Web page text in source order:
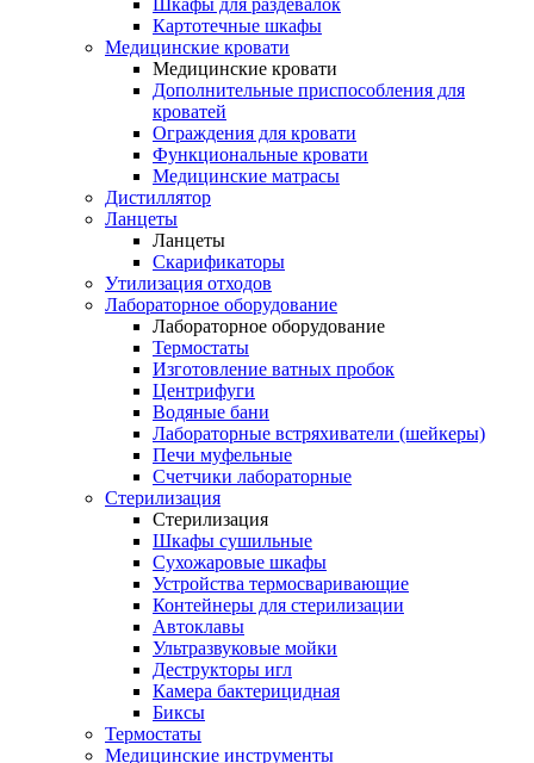
Шкафы для раздевалок
Картотечные шкафы
Медицинские кровати
Медицинские кровати
Дополнительные приспособления для
кроватей
Ограждения для кровати
Функциональные кровати
Медицинские матрасы
Дистиллятор
Ланцеты
Ланцеты
Скарификаторы
Утилизация отходов
Лабораторное оборудование
Лабораторное оборудование
Термостаты
Изготовление ватных пробок
Центрифуги
Водяные бани
Лабораторные встряхиватели (шейкеры)
Печи муфельные
Счетчики лабораторные
Стерилизация
Стерилизация
Шкафы сушильные
Сухожаровые шкафы
Устройства термосваривающие
Контейнеры для стерилизации
Автоклавы
Ультразвуковые мойки
Деструкторы игл
Камера бактерицидная
Биксы
Термостаты
Медицинские инструменты